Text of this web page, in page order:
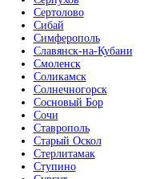
Сертолово
Сибай
Симферополь
Славянск-на-Кубани
Смоленск
Соликамск
Солнечногорск
Сосновый Бор
Сочи
Ставрополь
Старый Оскол
Стерлитамак
Ступино